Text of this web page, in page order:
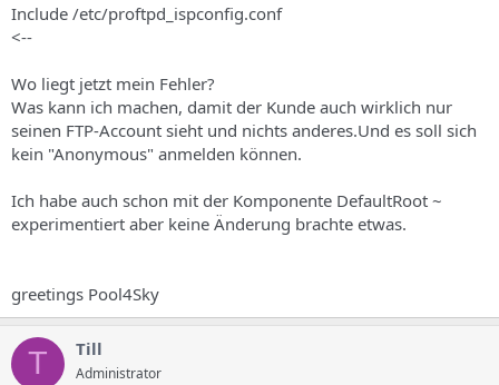
Include /etc/proftpd_ispconfig.conf
<--
Wo liegt jetzt mein Fehler?
Was kann ich machen, damit der Kunde auch wirklich nur
seinen FTP-Account sieht und nichts anderes.Und es soll sich
kein "Anonymous" anmelden können.
Ich habe auch schon mit der Komponente DefaultRoot ~
experimentiert aber keine Änderung brachte etwas.
greetings Pool4Sky
T Till
Administrator